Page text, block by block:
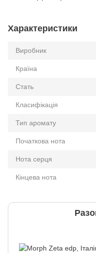
Характеристики
Виробник
Країна
Стать
Класифікація
Тип аромату
Початкова нота
Нота серця
Кінцева нота